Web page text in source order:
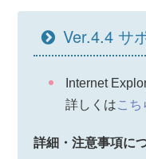
Ver.4.4 サ
Internet
詳しくはこち
詳細・注意事項に